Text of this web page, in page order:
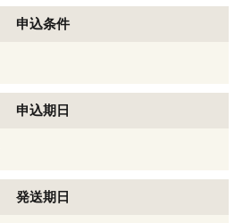
申込条件
申込期日
発送期日